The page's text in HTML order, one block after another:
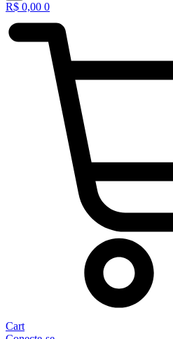
R$ 0,00 0
Cart